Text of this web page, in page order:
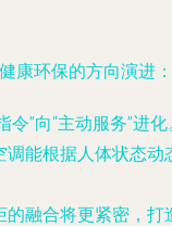
康环保的方向演进：
令”向“主动服务”进
调能根据人体状态动
的融合将更紧密，打